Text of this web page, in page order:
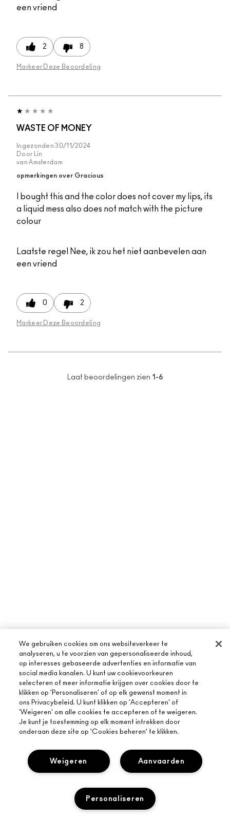
een vriend
2 8
Markeer Deze Beoordeling
WASTE OF MONEY
Ingezonden30/11/2024
Door
Lin
van Amsterdam
opmerkingen over Gracious
I bought this and the color does not cover my lips, its
a liquid mess also does not match with the picture
colour
Laatste regel
Nee, ik zou het niet aanbevelen aan
een vriend
0 2
Markeer Deze Beoordeling
Laat beoordelingen zien 1-6
OVER MAC
ONS VERHAAL
MAC VIVA GLAM
BEWUSTE SCHOONHEID
MAC PRO-LIDMAATSCHAP
ONLINE SHOPPEN
MIJN ACCOUNT
AANMELDEN VOOR E-MAILS
HULP NODIG?
VEELGESTELDE VRAGEN
We gebruiken cookies om ons websiteverkeer te
analyseren, u te voorzien van gepersonaliseerde inhoud,
op interesses gebaseerde advertenties en informatie van
social media kanalen. U kunt uw cookievoorkeuren
selecteren of meer informatie krijgen over cookies door te
klikken op 'Personaliseren' of op elk gewenst moment in
ons Privacybeleid. U kunt klikken op 'Accepteren' of
'Weigeren' om alle cookies te accepteren of te weigeren.
Je kunt je toestemming op elk moment intrekken door
onderaan deze site op ‘Cookies beheren’ te klikken.
Aanvaarden
Weigeren
Personaliseren